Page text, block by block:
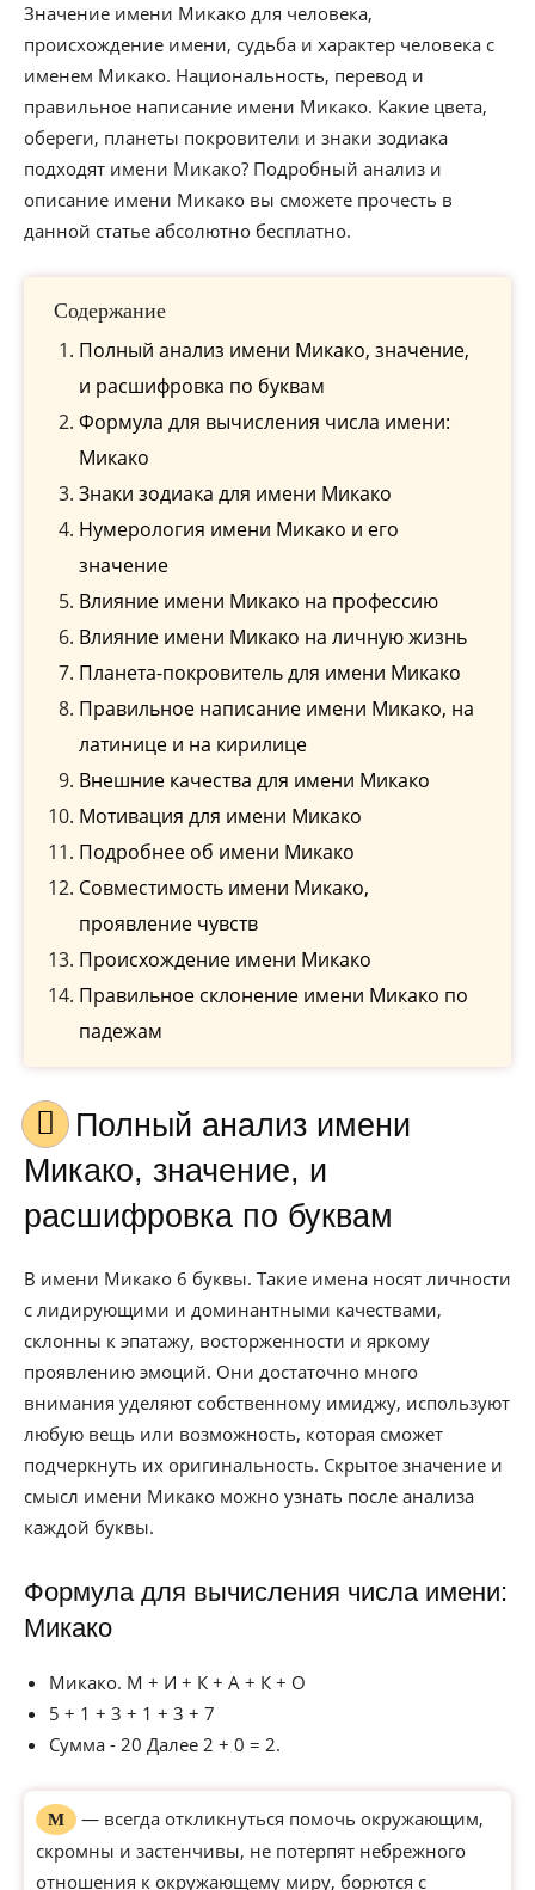
Значение имени Микако для человека,
происхождение имени, судьба и характер человека с
именем Микако. Национальность, перевод и
правильное написание имени Микако. Какие цвета,
обереги, планеты покровители и знаки зодиака
подходят имени Микако? Подробный анализ и
описание имени Микако вы сможете прочесть в
данной статье абсолютно бесплатно.
Содержание
Полный анализ имени Микако, значение,
и расшифровка по буквам
Формула для вычисления числа имени:
Микако
Знаки зодиака для имени Микако
Нумерология имени Микако и его
значение
Влияние имени Микако на профессию
Влияние имени Микако на личную жизнь
Планета-покровитель для имени Микако
Правильное написание имени Микако, на
латинице и на кирилице
Внешние качества для имени Микако
Мотивация для имени Микако
Подробнее об имени Микако
Совместимость имени Микако,
проявление чувств
Происхождение имени Микако
Правильное склонение имени Микако по
падежам
Полный анализ имени
Микако, значение, и
расшифровка по буквам
В имени Микако 6 буквы. Такие имена носят личности
с лидирующими и доминантными качествами,
склонны к эпатажу, восторженности и яркому
проявлению эмоций. Они достаточно много
внимания уделяют собственному имиджу, используют
любую вещь или возможность, которая сможет
подчеркнуть их оригинальность. Скрытое значение и
смысл имени Микако можно узнать после анализа
каждой буквы.
Формула для вычисления числа имени:
Микако
Микако. М + И + К + А + К + О
5 + 1 + 3 + 1 + 3 + 7
Сумма - 20 Далее 2 + 0 = 2.
М
— всегда откликнуться помочь окружающим,
скромны и застенчивы, не потерпят небрежного
отношения к окружающему миру, борются с